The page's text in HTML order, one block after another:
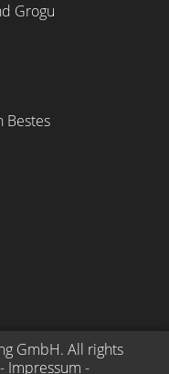
Grogu
Bestes
GmbH. All rights
- Impressum -